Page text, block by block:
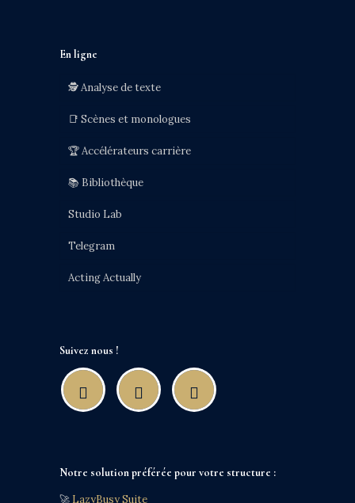
En ligne
🕵️ Analyse de texte
📑 Scènes et monologues
🏆 Accélérateurs carrière
📚 Bibliothèque
Studio Lab
Telegram
Acting Actually
Suivez nous !
Notre solution préférée pour votre structure :
🚀 LazyBusy Suite